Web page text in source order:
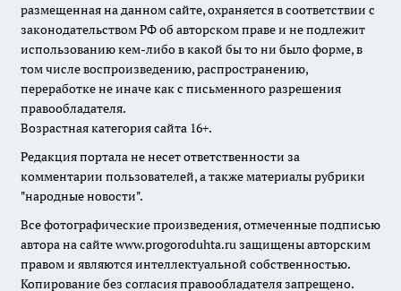
размещенная на данном сайте, охраняется в соответствии с
законодательством РФ об авторском праве и не подлежит
использованию кем-либо в какой бы то ни было форме, в
том числе воспроизведению, распространению,
переработке не иначе как с письменного разрешения
правообладателя.
Возрастная категория сайта 16+.
Редакция портала не несет ответственности за
комментарии пользователей, а также материалы рубрики
"народные новости".
Все фотографические произведения, отмеченные подписью
автора на сайте www.progoroduhta.ru защищены авторским
правом и являются интеллектуальной собственностью.
Копирование без согласия правообладателя запрещено.